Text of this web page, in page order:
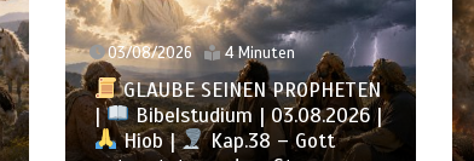
03/08/2026 4 Minuten
GLAUBE SEINEN PROPHETEN
|
Bibelstudium | 03.08.2026 |
Hiob |
Kap.38 – Gott